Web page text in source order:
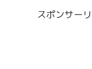
スポンサー